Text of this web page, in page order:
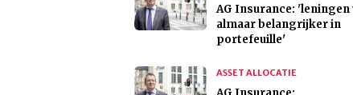
AG Insurance:
almaar belangrijker in
portefeuille'
ASSET ALLOCATIE